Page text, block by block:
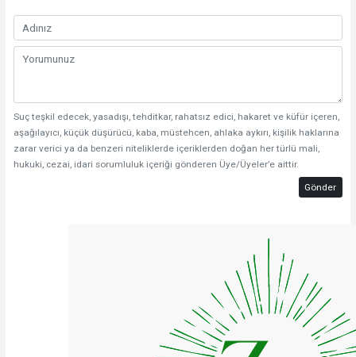
Suç teşkil edecek, yasadışı, tehditkar, rahatsız edici, hakaret ve küfür içeren,
aşağılayıcı, küçük düşürücü, kaba, müstehcen, ahlaka aykırı, kişilik haklarına
zarar verici ya da benzeri niteliklerde içeriklerden doğan her türlü mali,
hukuki, cezai, idari sorumluluk içeriği gönderen Üye/Üyeler’e aittir.
Gönder